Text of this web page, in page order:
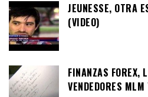
JEUNESSE, OTRA
(VIDEO)
FINANZAS FOREX,
VENDEDORES